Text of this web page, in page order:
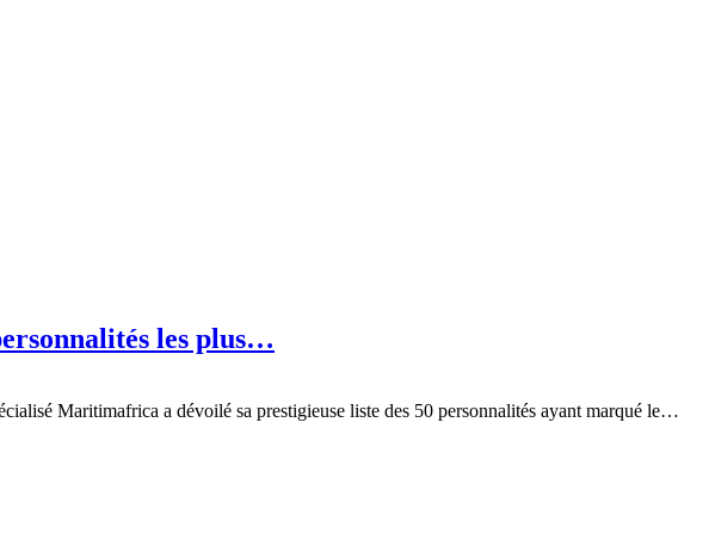
les plus…
Maritimafrica a dévoilé sa prestigieuse liste des 50 personnalités ayant marqué le…